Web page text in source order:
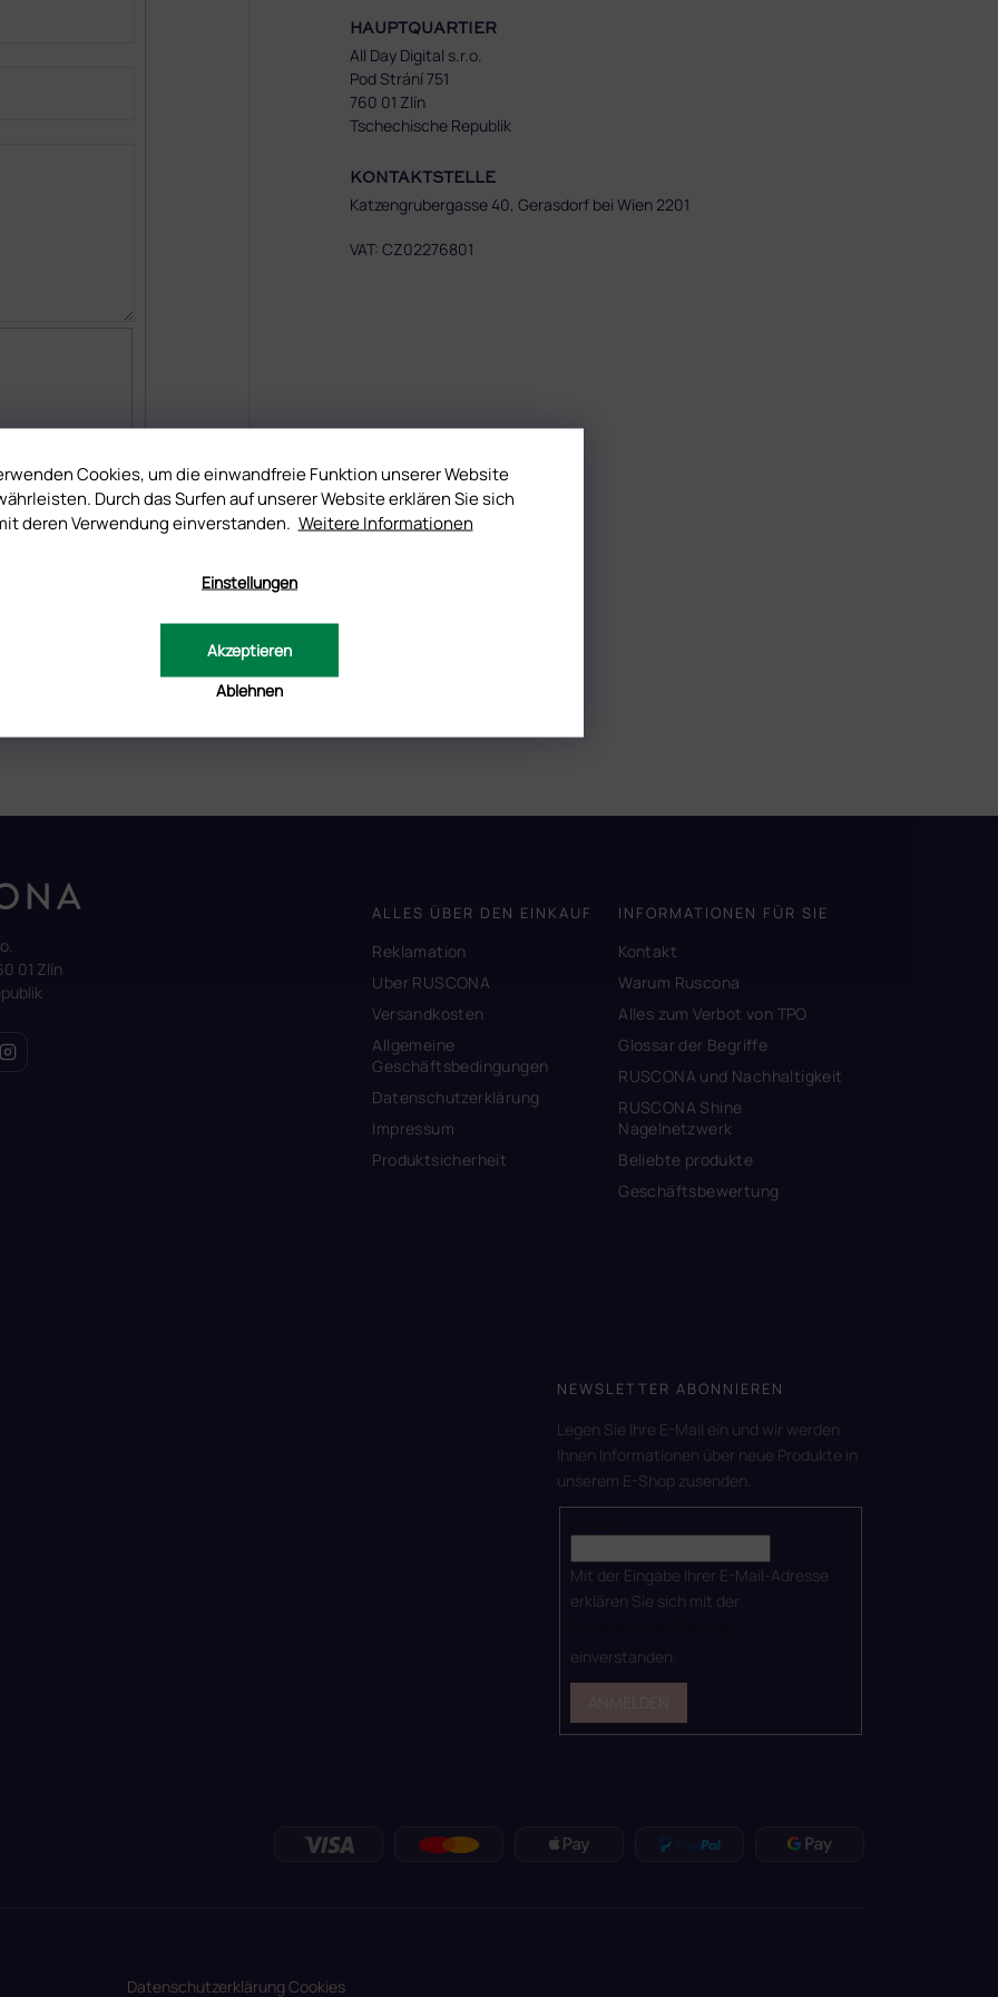
Cookies, um die einwandfreie Funktion unserer Website
Durch das Surfen auf unserer Website erklären Sie sich
deren Verwendung einverstanden. Weitere Informationen
Einstellungen
Ablehnen
Akzeptieren
mit der
HAUPTQUARTIER
All Day Digital s.r.o.
Pod Strání 751
760 01 Zlín
Tschechische Republik
KONTAKTSTELLE
Katzengrubergasse 40, Gerasdorf bei Wien 2201
VAT: CZ02276801
01 Zlín
ALLES ÜBER DEN EINKAUF
Reklamation
Uber RUSCONA
Versandkosten
Allgemeine
Geschäftsbedingungen
Datenschutzerklärung
Impressum
Produktsicherheit
INFORMATIONEN FÜR SIE
Kontakt
Warum Ruscona
Alles zum Verbot von TPO
Glossar der Begriffe
RUSCONA und Nachhaltigkeit
RUSCONA Shine
Nagelnetzwerk
Beliebte produkte
Geschäftsbewertung
NEWSLETTER ABONNIEREN
Legen Sie Ihre E-Mail ein und wir werden
Ihnen Informationen über neue Produkte in
unserem E-Shop zusenden.
Mit der Eingabe Ihrer E-Mail-Adresse
erklären Sie sich mit der
einverstanden.
DatenschutzerklärungCookies